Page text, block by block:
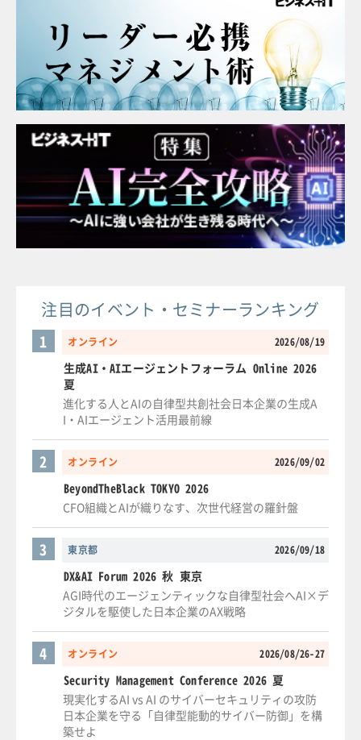
注目のイベント・セミナーランキング
オンライン 2026/08/19
1
生成AI・AIエージェントフォーラム Online 2026
夏
進化する人とAIの自律型共創社会日本企業の生成A
I・AIエージェント活用最前線
オンライン 2026/09/02
2
BeyondTheBlack TOKYO 2026
CFO組織とAIが織りなす、次世代経営の羅針盤
東京都 2026/09/18
3
DX&AI Forum 2026 秋 東京
AGI時代のエージェンティックな自律型社会へAI×デ
ジタルを駆使した日本企業のAX戦略
オンライン 2026/08/26-27
4
Security Management Conference 2026 夏
現実化するAI vs AI のサイバーセキュリティの攻防
日本企業を守る「自律型能動的サイバー防御」を構
築せよ